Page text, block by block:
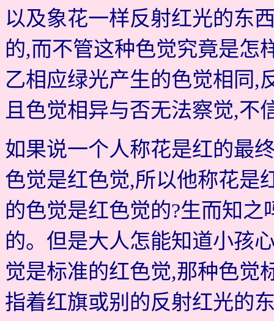
以及象花一样反射红光的东
的,而不管这种色觉究竟是怎
乙相应绿光产生的色觉相同,
且色觉相异与否无法察觉,不
如果说一个人称花是红的最
色觉是红色觉,所以他称花是
的色觉是红色觉的?生而知
的。但是大人怎能知道小孩
觉是标准的红色觉,那种色觉
指着红旗或别的反射红光的